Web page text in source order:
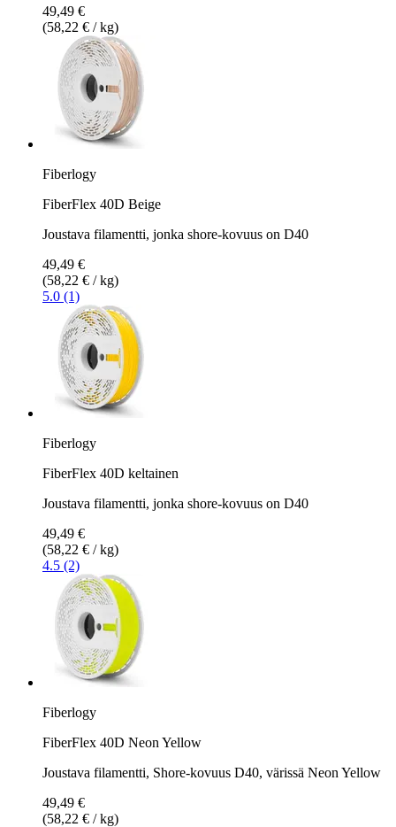
49,49 €
(58,22 € / kg)
Fiberlogy
FiberFlex 40D Beige
Joustava filamentti, jonka shore-kovuus on D40
49,49 €
(58,22 € / kg)
5.0 (1)
Fiberlogy
FiberFlex 40D keltainen
Joustava filamentti, jonka shore-kovuus on D40
49,49 €
(58,22 € / kg)
4.5 (2)
Fiberlogy
FiberFlex 40D Neon Yellow
Joustava filamentti, Shore-kovuus D40, värissä Neon Yellow
49,49 €
(58,22 € / kg)